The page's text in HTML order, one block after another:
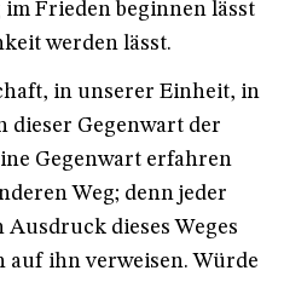
Frieden beginnen lässt
werden lässt.
in unserer Einheit, in
dieser Gegenwart der
Gegenwart erfahren
Weg; denn jeder
dieses Weges
ihn verweisen. Würde